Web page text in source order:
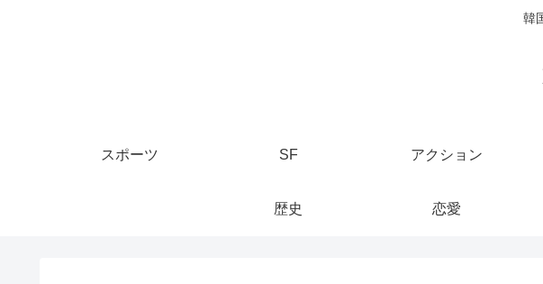
韓
スポーツ SF アクション
歴史 恋愛